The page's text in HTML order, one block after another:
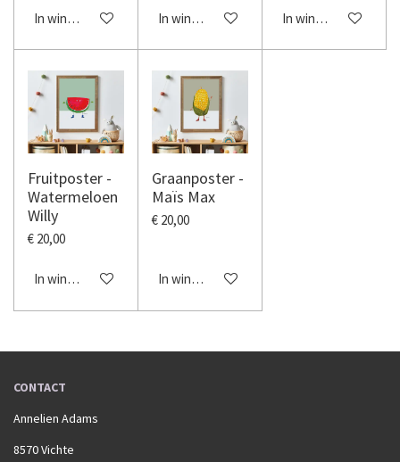
In winkelwagen In winkelwagen In winkelwagen
Fruitposter -
Watermeloen
Willy
€ 20,00
In winkelwagen
Graanposter -
Maïs Max
€ 20,00
In winkelwagen
CONTACT
Annelien Adams
8570 Vichte